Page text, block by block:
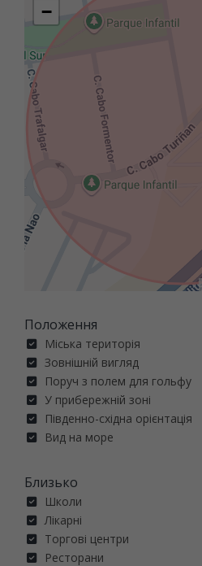
−
Положення
Міська територія
Зовнішній вигляд
Поруч з полем для гольфу
У прибережній зоні
Південно-східна орієнтація
Вид на море
Близько
Школи
Лікарні
Торгові центри
Ресторани